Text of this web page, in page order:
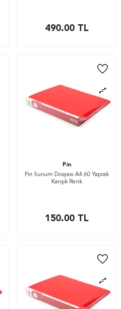
490.00 TL
Pin
Pin Sunum Dosyası A4 60 Yaprak
Karışık Renk
150.00 TL